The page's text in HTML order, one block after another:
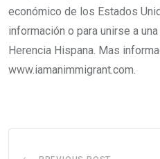
económico de los Estados
información o para unirse a
Herencia Hispana. Mas
www.iamanimmigrant.com.